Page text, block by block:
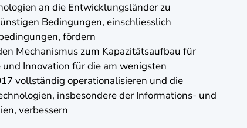
an die Entwicklungsländer zu
Bedingungen, einschliesslich
fördern
Mechanismus zum Kapazitätsaufbau für
Innovation für die am wenigsten
vollständig operationalisieren und die
insbesondere der Informations- und
verbessern